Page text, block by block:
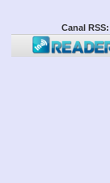
Canal RSS: